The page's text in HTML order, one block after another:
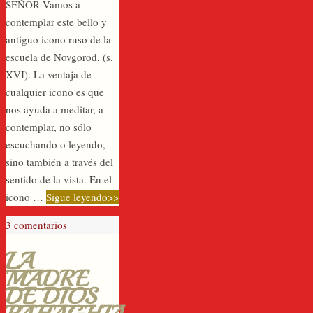
SEÑOR Vamos a
contemplar este bello y
antiguo icono ruso de la
escuela de Novgorod, (s.
XVI). La ventaja de
cualquier icono es que
nos ayuda a meditar, a
contemplar, no sólo
escuchando o leyendo,
sino también a través del
sentido de la vista. En el
icono … Sigue leyendo>>
3 comentarios
LA
MADRE
DE DIOS